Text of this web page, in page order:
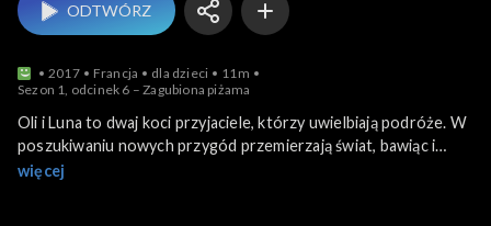
ODTWÓRZ
2017 Francja dla dzieci
11m
Sezon 1, odcinek 6 – Zagubiona piżama
Oli i Luna to dwaj koci przyjaciele, którzy uwielbiają podróże. W
poszukiwaniu nowych przygód przemierzają świat, bawiąc i
ucząc się jednocześnie.
więcej